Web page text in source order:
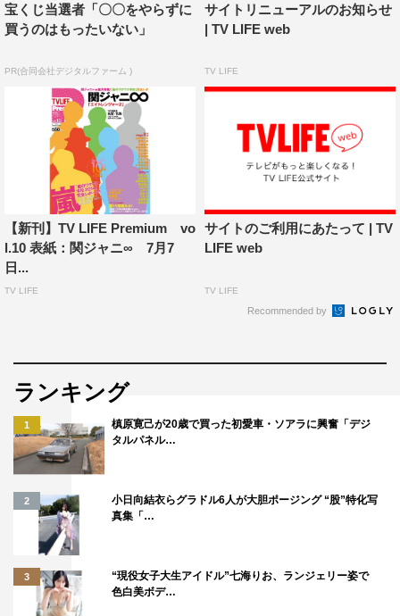
宝くじ当選者「〇〇をやらずに
買うのはもったいない」
PR(合同会社デジタルファーム )
サイトリニューアルのお知らせ
| TV LIFE web
TV LIFE
【新刊】TV LIFE Premium vo
l.10 表紙：関ジャニ∞ 7月7
日...
TV LIFE
サイトのご利用にあたって | TV
LIFE web
TV LIFE
Recommended by
ランキング
1
槙原寛己が20歳で買った初愛車・ソアラに興奮「デジ
タルパネル…
2
小日向結衣らグラドル6人が大胆ポージング “股”特化写
真集「…
3
“現役女子大生アイドル”七海りお、ランジェリー姿で
色白美ボデ…